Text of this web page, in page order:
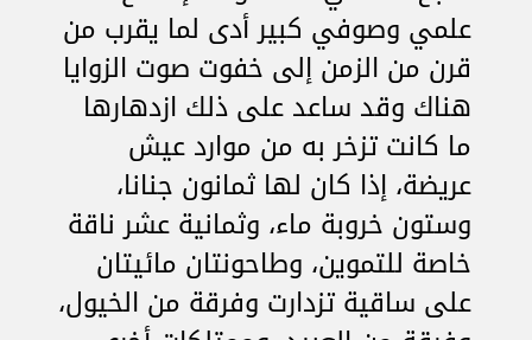
علمي وصوفي كبير أدى لما يقرب من
قرن من الزمن إلى خفوت صوت الزوايا
هناك وقد ساعد على ذلك ازدهارها
ما كانت تزخر به من موارد عيش
عريضة، إذا كان لها ثمانون جنانا،
وستون خروبة ماء، وثمانية عشر ناقة
خاصة للتموين، وطاحونتان مائيتان
على ساقية تزدارت وفرقة من الخيول،